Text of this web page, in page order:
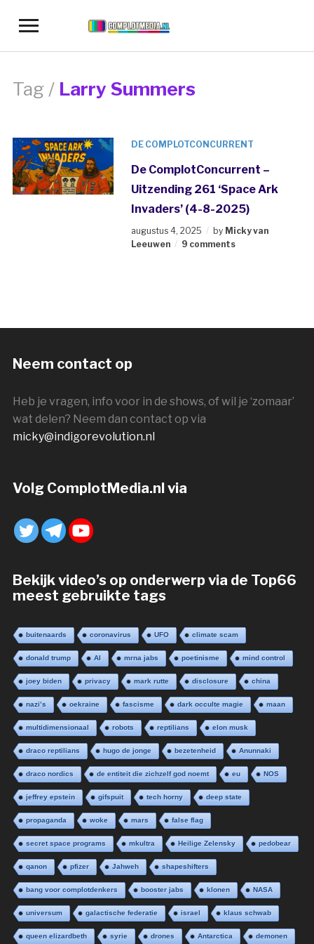
Toggle
navigation
Tag / Larry Summers
DE COMPLOTCONCURRENT
De ComplotConcurrent –
Uitzending 261 ‘Space Ark
Invaders’ (4-8-2025)
augustus 4, 2025 by Micky van
Leeuwen
9 comments
Neem contact op
Heb je vragen, info voor in de shows, of wil je ‘zomaar’
wat delen? Neem dan contact op via
micky@indigorevolution.nl
Volg ComplotMedia.nl via
Bekijk video’s op onderwerp via de Top66
meest gebruikte tags
buitenaards coronavirus UFO climate scam
donald trump AI mrna jabs poetinisme mind control
joey biden privacy mark rutte disclosure china
nazi’s oekraine fascisme dark occulte magie maan
multidimensionaal robots reptilians elon musk
draco reptilians hugo de jonge bezetenheid Anunnaki
draco nordics de entiteit die zichzelf god noemt eu NOS
jeffrey epstein gifspuit tech horny deep state
propaganda woke mars false flag
secret space programs mkultra Heilige Zelensky pedobear
qanon pfizer Jahweh shapeshifters
bang voor complotdenkers booster jabs klonen NASA
universum galactische federatie israel klaus schwab
queen elizardbeth syrie drones Antarctica demonen